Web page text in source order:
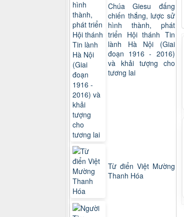
Chúa Giesu đấng
chiến thắng, lược sử
hình thành, phát
triển Hội thánh Tin
lành Hà Nội (Giai
đoạn 1916 - 2016)
và khải tượng cho
tương lai
Từ điển Việt Mường
Thanh Hóa